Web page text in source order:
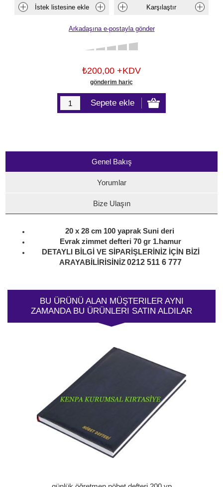
₺200,00 +KDV
gönderim hariç
Genel Bakış
Yorumlar
Bize Ulaşın
20 x 28 cm 100 yaprak Suni deri
Evrak zimmet defteri 70 gr 1.hamur
DETAYLI BİLGİ VE SİPARİŞLERİNİZ İÇİN BİZİ
ARAYABİLİRİSİNİZ0212 511 6 777
BU ÜRÜNÜ ALAN MÜŞTERILER AYNI
ZAMANDA BU ÜRÜNLERI SATIN ALDILAR